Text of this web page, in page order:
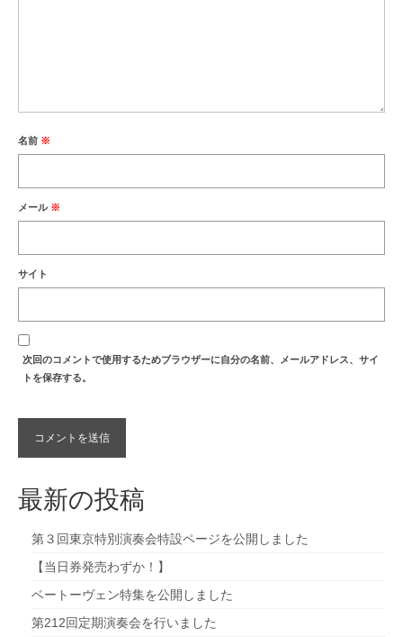
名前 ※
メール ※
サイト
次回のコメントで使用するためブラウザーに自分の名前、メールアドレス、サイ
トを保存する。
最新の投稿
第３回東京特別演奏会特設ページを公開しました
【当日券発売わずか！】
ベートーヴェン特集を公開しました
第212回定期演奏会を行いました